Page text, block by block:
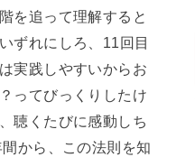
を追って理解すると
ずれにしろ、11回目
実践しやすいからお
ってびっくりしたけ
聴くたびに感動しち
から、この法則を知